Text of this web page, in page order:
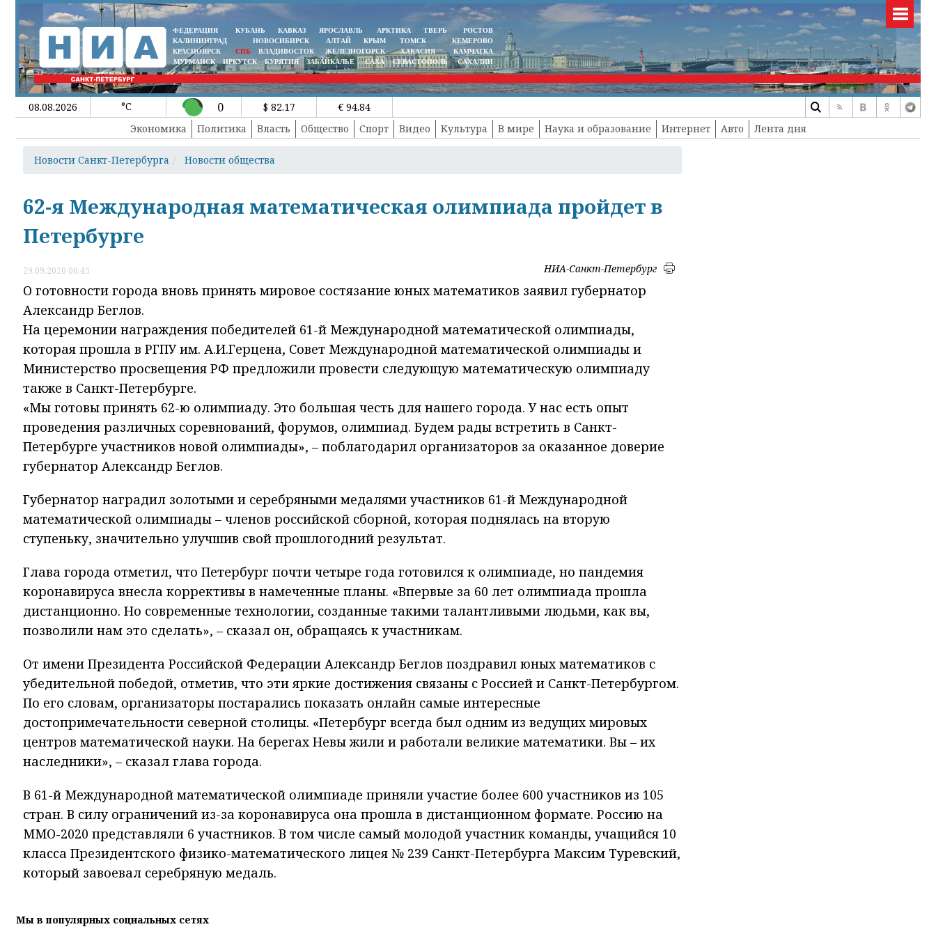
ФЕДЕРАЦИЯ КУБАНЬ КАВКАЗ ЯРОСЛАВЛЬ АРКТИКА ТВЕРЬ
РОСТОВ
КАЛИНИНГРАД
НОВОСИБИРСК АЛТАЙ КРЫМ ТОМСК
КЕМЕРОВО
КРАСНОЯРСК
СПБ ВЛАДИВОСТОК ЖЕЛЕЗНОГОРСК ХАКАСИЯ
КАМЧАТКА
МУРМАНСК
ИРКУТСК БУРЯТИЯ ЗАБАЙКАЛЬЕ САХА СЕВАСТОПОЛЬ САХАЛИН
08.08.2026 °C 0 $ 82.17
€ 94.84
Экономика
Политика Власть Общество Спорт Видео Культура В мире Наука и образование Интернет Авто Лента дня
Новости Санкт-Петербурга Новости общества
62-я Международная математическая олимпиада пройдет в
Петербурге
29.09.2020 06:45 НИА-Санкт-Петербург
О готовности города вновь принять мировое состязание юных математиков заявил губернатор
Александр Беглов.
На церемонии награждения победителей 61-й Международной математической олимпиады,
которая прошла в РГПУ им. А.И.Герцена, Совет Международной математической олимпиады и
Министерство просвещения РФ предложили провести следующую математическую олимпиаду
также в Санкт-Петербурге.
«Мы готовы принять 62-ю олимпиаду. Это большая честь для нашего города. У нас есть опыт
проведения различных соревнований, форумов, олимпиад. Будем рады встретить в Санкт-
Петербурге участников новой олимпиады», – поблагодарил организаторов за оказанное доверие
губернатор Александр Беглов.
Губернатор наградил золотыми и серебряными медалями участников 61-й Международной
математической олимпиады – членов российской сборной, которая поднялась на вторую
ступеньку, значительно улучшив свой прошлогодний результат.
Глава города отметил, что Петербург почти четыре года готовился к олимпиаде, но пандемия
коронавируса внесла коррективы в намеченные планы. «Впервые за 60 лет олимпиада прошла
дистанционно. Но современные технологии, созданные такими талантливыми людьми, как вы,
позволили нам это сделать», – сказал он, обращаясь к участникам.
От имени Президента Российской Федерации Александр Беглов поздравил юных математиков с
убедительной победой, отметив, что эти яркие достижения связаны с Россией и Санкт-Петербургом.
По его словам, организаторы постарались показать онлайн самые интересные
достопримечательности северной столицы. «Петербург всегда был одним из ведущих мировых
центров математической науки. На берегах Невы жили и работали великие математики. Вы – их
наследники», – сказал глава города.
В 61-й Международной математической олимпиаде приняли участие более 600 участников из 105
стран. В силу ограничений из-за коронавируса она прошла в дистанционном формате. Россию на
ММО-2020 представляли 6 участников. В том числе самый молодой участник команды, учащийся 10
класса Президентского физико-математического лицея № 239 Санкт-Петербурга Максим Туревский,
который завоевал серебряную медаль.
Мы в популярных социальных сетях